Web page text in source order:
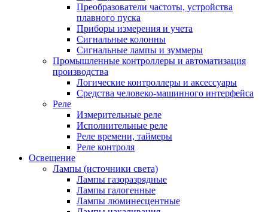
Преобразователи частоты, устройства
плавного пуска
Приборы измерения и учета
Сигнальные колонны
Сигнальные лампы и зуммеры
Промышленные контроллеры и автоматизация
производства
Логические контроллеры и аксессуары
Средства человеко-машинного интерфейса
Реле
Измерительные реле
Исполнительные реле
Реле времени, таймеры
Реле контроля
Освещение
Лампы (источники света)
Лампы газоразрядные
Лампы галогенные
Лампы люминесцентные